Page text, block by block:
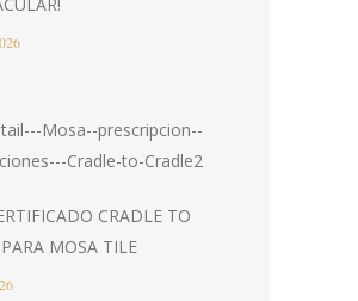
CRADLE TO
MOSA TILE